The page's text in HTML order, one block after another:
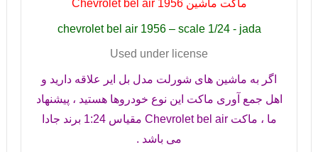
ماکت ماشینChevrolet bel air 1956
chevrolet bel air 1956 – scale 1/24 - jada
Used under license
اگر به ماشین های شورلت مدل بل ایر علاقه دارید و
اهل جمع آوری ماکت این نوع خودروها هستید ، پیشنهاد
ما ، ماکتChevrolet bel air
مقیاس 1:24 برند جادا
می باشد .